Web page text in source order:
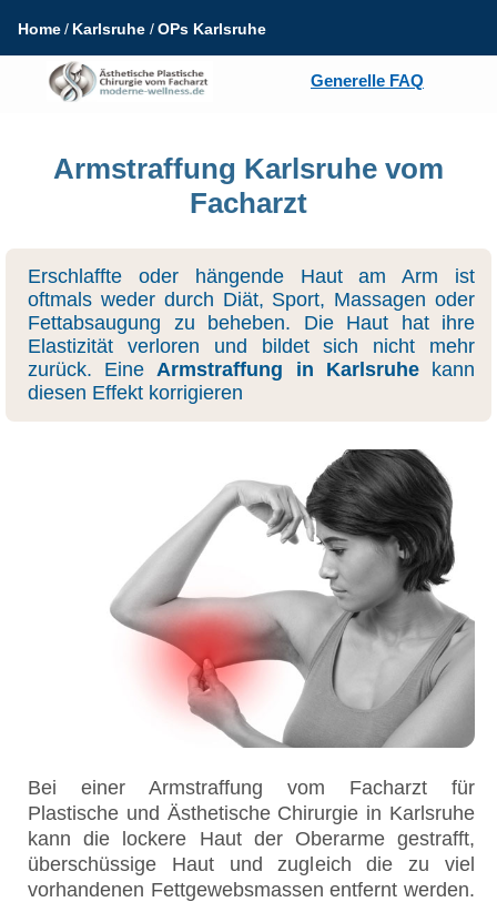
Generelle FAQ
Home Karlsruhe OPs Karlsruhe
Armstraffung Karlsruhe vom
Facharzt
Erschlaffte oder hängende Haut am Arm ist
oftmals weder durch Diät, Sport, Massagen oder
Fettabsaugung zu beheben. Die Haut hat ihre
Elastizität verloren und bildet sich nicht mehr
zurück. EineArmstraffung in Karlsruhekann
diesen Effekt korrigieren
Bei einer Armstraffung vom Facharzt für
Plastische und Ästhetische Chirurgie in Karlsruhe
kann die lockere Haut der Oberarme gestrafft,
überschüssige Haut und zugleich die zu viel
vorhandenen Fettgewebsmassen entfernt werden.